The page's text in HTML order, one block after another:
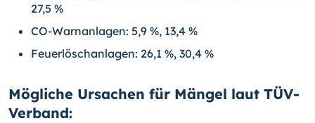
27,5 %
CO-Warnanlagen: 5,9 %, 13,4 %
Feuerlöschanlagen: 26,1 %, 30,4 %
Mögliche Ursachen für Mängel laut TÜV-
Verband: